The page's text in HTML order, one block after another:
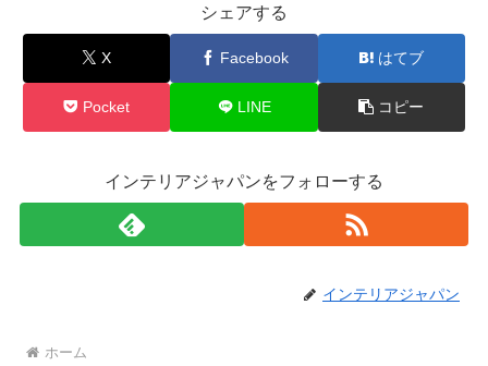
シェアする
X Facebook はてブ
Pocket LINE コピー
インテリアジャパンをフォローする
インテリアジャパン
ホーム